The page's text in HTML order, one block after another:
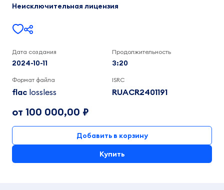
Неисключительная лицензия
Дата создания
2024-10-11
Продолжительность
3:20
Формат файла
flac lossless
ISRC
RUACR2401191
от 100 000,00 ₽
Добавить в корзину
Купить